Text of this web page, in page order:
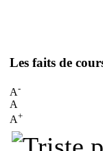
Les faits de
A-
A
A+